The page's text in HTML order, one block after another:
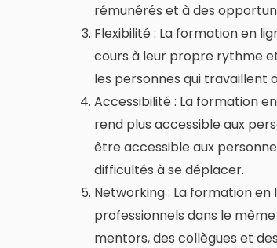
rémunérés et à des
Flexibilité : La formation en
cours à leur propre rythme
les personnes qui travaillent
Accessibilité : La formation
rend plus accessible aux
être accessible aux
difficultés à se déplacer.
Networking : La formation
professionnels dans le
mentors, des collègues et